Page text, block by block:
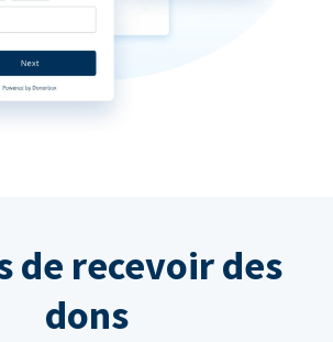
de recevoir des
dons